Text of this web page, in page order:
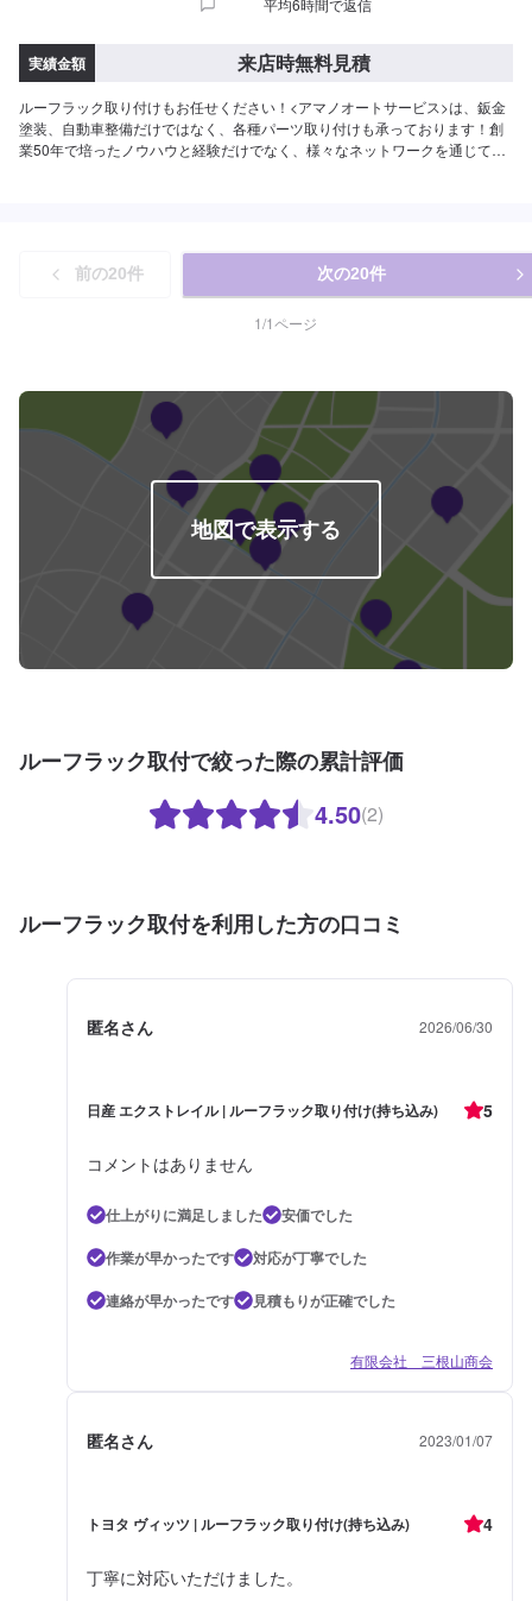
実績金額 来店時無料見積
ルーフラック取り付けもお任せください！<アマノオートサービス>は、鈑金
塗装、自動車整備だけではなく、各種パーツ取り付けも承っております！創
業50年で培ったノウハウと経験だけでなく、様々なネットワークを通じて積
わせ【2】お見積り【3】お見積りにご納得いただければ作業開始【4】仕上
がり次第納車◆代車：有り◆ETC付車、禁煙車あり修理車両をお預かりする
際の、代車をご用意しております。ETC装置付きの車から禁煙使用の車まで
完備しております。※燃料はお客様にご負担頂いておりますので、予めご了承
す。------------------------------------------------------◆注意（必ずご確認ください）
◆※写真は見本です。損傷具合等により価格、納車時期は変動します。予めご
了承ください。※輸入車の修理・メンテナンスの際に、部品の輸入が必要とな
る場合がございます。部品到着までにお時間がかかる場合には、納車までお
時間をいただいております。※内容などにより、代車の貸し出しが出来かねる
場合もございますので、予めご了承ください。【定休日・営業時間】定休
日：日曜日、祝日営業時間：8:30~17:30
前の20件 次の20件
1/1ページ
地図で表示する
ルーフラック取付で絞った際の累計評価
4.50(2)
ルーフラック取付を利用した方の口コミ
匿名さん 2026/06/30
日産 エクストレイル | ルーフラック取り付け(持ち込み) 5
コメントはありません
仕上がりに満足しました
安価でした
作業が早かったです
対応が丁寧でした
連絡が早かったです
見積もりが正確でした
有限会社 三根山商会
匿名さん 2023/01/07
トヨタ ヴィッツ | ルーフラック取り付け(持ち込み) 4
丁寧に対応いただけました。